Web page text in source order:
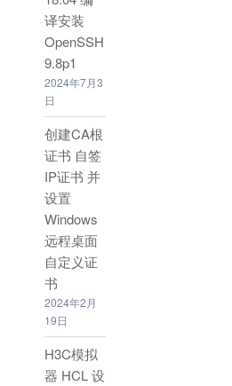
译安装
OpenSSH
9.8p1
2024年7月3
日
创建CA根
证书 自签
IP证书 并
设置
Windows
远程桌面
自定义证
书
2024年2月
19日
H3C模拟
器 HCL 设